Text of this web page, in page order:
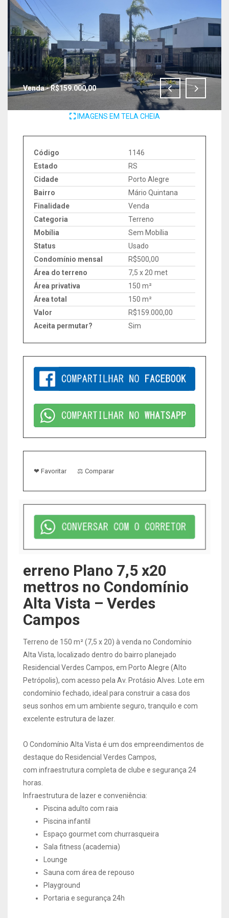
Venda - R$159.000,00
IMAGENS EM TELA CHEIA
Código
1146
Estado
RS
Cidade
Porto Alegre
Bairro
Mário Quintana
Finalidade
Venda
Categoria
Terreno
Mobília
Sem Mobília
Status
Usado
Condomínio mensal
R$500,00
Área do terreno
7,5 x 20 met
Área privativa
150 m²
Área total
150 m²
Valor
R$159.000,00
Aceita permutar?
Sim
❤ Favoritar ⚖ Comparar
erreno Plano 7,5 x20
mettros no Condomínio
Alta Vista – Verdes
Campos
Terreno de 150 m² (7,5 x 20) à venda no Condomínio
Alta Vista, localizado dentro do bairro planejado
Residencial Verdes Campos, em Porto Alegre (Alto
Petrópolis), com acesso pela Av. Protásio Alves. Lote em
condomínio fechado, ideal para construir a casa dos
seus sonhos em um ambiente seguro, tranquilo e com
excelente estrutura de lazer.
O Condomínio Alta Vista é um dos empreendimentos de
destaque do Residencial Verdes Campos,
com infraestrutura completa de clube e segurança 24
horas
Infraestrutura de lazer e conveniência:
Piscina adulto com raia
Piscina infantil
Espaço gourmet com churrasqueira
Sala fitness (academia)
Lounge
Sauna com área de repouso
Playground
Portaria e segurança 24h